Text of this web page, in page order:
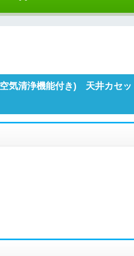
気清浄機能付き) 天井カセ